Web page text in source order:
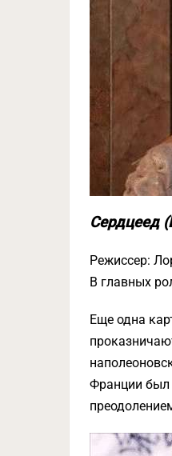
Сердцеед
Режиссер:
В главных
Еще одна
Франции был